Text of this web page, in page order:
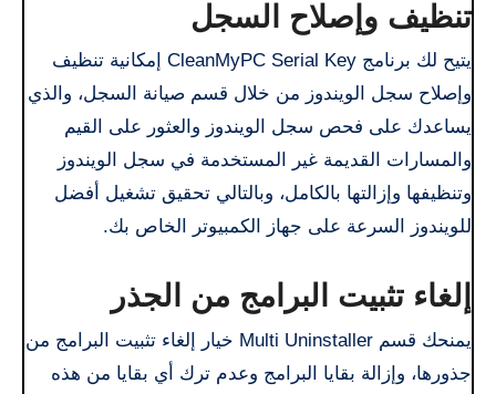
تنظيف وإصلاح السجل
يتيح لك برنامج CleanMyPC Serial Key إمكانية تنظيف
وإصلاح سجل الويندوز من خلال قسم صيانة السجل، والذي
يساعدك على فحص سجل الويندوز والعثور على القيم
والمسارات القديمة غير المستخدمة في سجل الويندوز
وتنظيفها وإزالتها بالكامل، وبالتالي تحقيق تشغيل أفضل
للويندوز السرعة على جهاز الكمبيوتر الخاص بك.
إلغاء تثبيت البرامج من الجذر
يمنحك قسم Multi Uninstaller خيار إلغاء تثبيت البرامج من
جذورها، وإزالة بقايا البرامج وعدم ترك أي بقايا من هذه